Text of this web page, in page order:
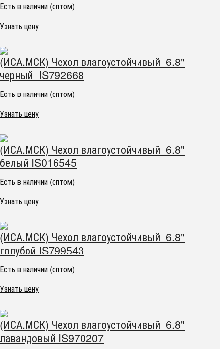
Есть в наличии (оптом)
Узнать цену
(ИСА.МСК) Чехол влагоустойчивый 6.8"
черный IS792668
Есть в наличии (оптом)
Узнать цену
(ИСА.МСК) Чехол влагоустойчивый 6.8"
белый IS016545
Есть в наличии (оптом)
Узнать цену
(ИСА.МСК) Чехол влагоустойчивый 6.8"
голубой IS799543
Есть в наличии (оптом)
Узнать цену
(ИСА.МСК) Чехол влагоустойчивый 6.8"
лавандовый IS970207